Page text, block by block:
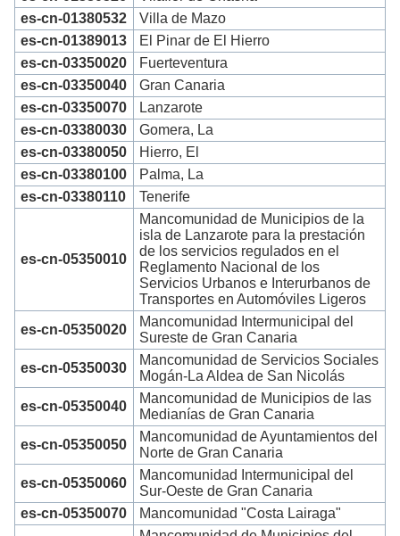
es-cn-01380532
Villa de Mazo
es-cn-01389013
El Pinar de El Hierro
es-cn-03350020
Fuerteventura
es-cn-03350040
Gran Canaria
es-cn-03350070
Lanzarote
es-cn-03380030
Gomera, La
es-cn-03380050
Hierro, El
es-cn-03380100
Palma, La
es-cn-03380110
Tenerife
es-cn-05350010
Mancomunidad de Municipios de la
isla de Lanzarote para la prestación
de los servicios regulados en el
Reglamento Nacional de los
Servicios Urbanos e Interurbanos de
Transportes en Automóviles Ligeros
es-cn-05350020
Mancomunidad Intermunicipal del
Sureste de Gran Canaria
es-cn-05350030
Mancomunidad de Servicios Sociales
Mogán-La Aldea de San Nicolás
es-cn-05350040
Mancomunidad de Municipios de las
Medianías de Gran Canaria
es-cn-05350050
Mancomunidad de Ayuntamientos del
Norte de Gran Canaria
es-cn-05350060
Mancomunidad Intermunicipal del
Sur-Oeste de Gran Canaria
es-cn-05350070
Mancomunidad "Costa Lairaga"